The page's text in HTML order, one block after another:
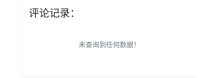
评论记录：
未查询到任何数据！